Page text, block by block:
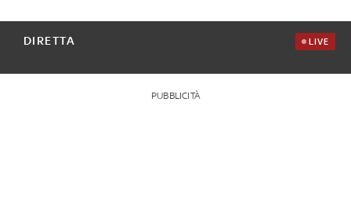
DIRETTA LIVE
PUBBLICITÀ